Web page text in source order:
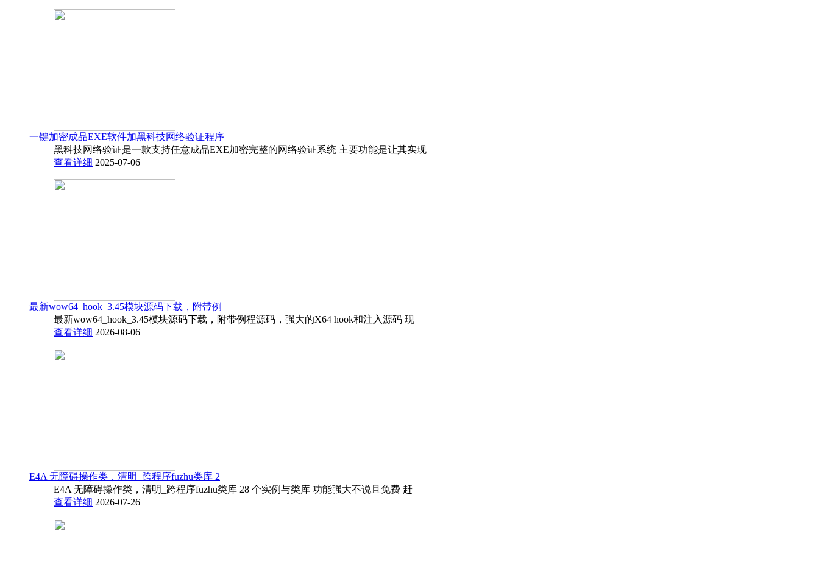
一键加密成品EXE软件加黑科技网络验证程序
黑科技网络验证是一款支持任意成品EXE加密完整的网络验证系统 主要功能是让其实现
查看详细 2025-07-06
最新wow64_hook_3.45模块源码下载，附带例
最新wow64_hook_3.45模块源码下载，附带例程源码，强大的X64 hook和注入源码 现
查看详细 2026-08-06
E4A 无障碍操作类，清明_跨程序fuzhu类库 2
E4A 无障碍操作类，清明_跨程序fuzhu类库 28 个实例与类库 功能强大不说且免费 赶
查看详细 2026-07-26